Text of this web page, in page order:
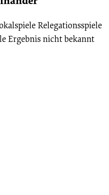
Relegationsspiele
Ergebnis nicht bekannt